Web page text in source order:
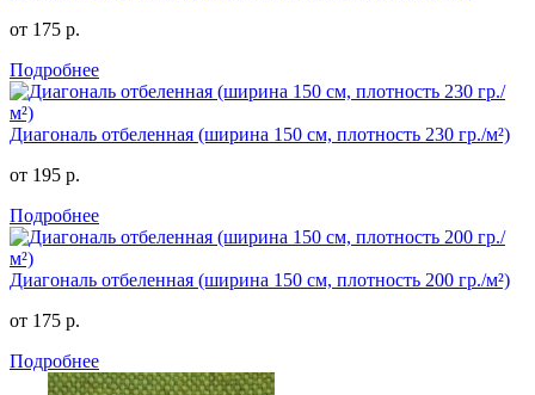
от 175 р.
Подробнее
Диагональ отбеленная (ширина 150 см, плотность 230 гр./м²)
от 195 р.
Подробнее
Диагональ отбеленная (ширина 150 см, плотность 200 гр./м²)
от 175 р.
Подробнее